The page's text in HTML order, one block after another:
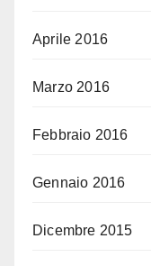
Aprile 2016
Marzo 2016
Febbraio 2016
Gennaio 2016
Dicembre 2015